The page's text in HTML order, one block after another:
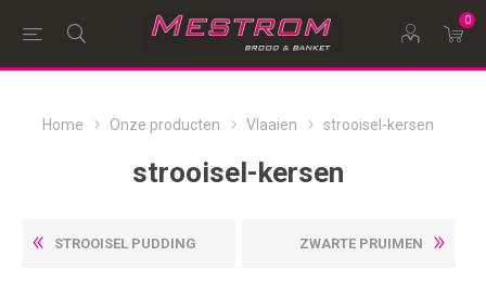
0
Home Onze producten Vlaaien strooisel-kersen
strooisel-kersen
STROOISEL PUDDING ZWARTE PRUIMEN